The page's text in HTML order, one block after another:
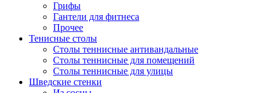
Грифы
Гантели для фитнеса
Прочее
Тенисные столы
Столы теннисные антивандальные
Столы теннисные для помещений
Столы теннисные для улицы
Шведские стенки